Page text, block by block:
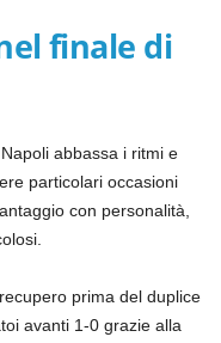
finale di
abbassa i ritmi e
particolari occasioni
con personalità,
prima del duplice
avanti 1-0 grazie alla